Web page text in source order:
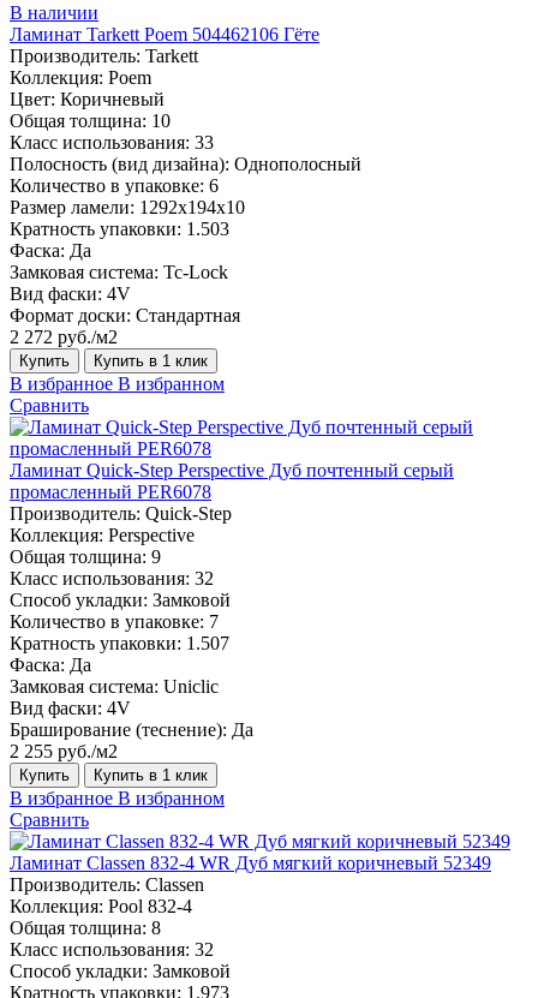
В наличии
Ламинат Tarkett Poem 504462106 Гёте
Производитель: Tarkett
Коллекция: Poem
Цвет: Коричневый
Общая толщина: 10
Класс использования: 33
Полосность (вид дизайна): Однополосный
Количество в упаковке: 6
Размер ламели: 1292х194х10
Кратность упаковки: 1.503
Фаска: Да
Замковая система: Tc-Lock
Вид фаски: 4V
Формат доски: Стандартная
2 272 руб./м2
Купить Купить в 1 клик
В избранное В избранном
Сравнить
Ламинат Quick-Step Perspective Дуб почтенный серый
промасленный PER6078
Производитель: Quick-Step
Коллекция: Perspective
Общая толщина: 9
Класс использования: 32
Способ укладки: Замковой
Количество в упаковке: 7
Кратность упаковки: 1.507
Фаска: Да
Замковая система: Uniclic
Вид фаски: 4V
Браширование (теснение): Да
2 255 руб./м2
Купить Купить в 1 клик
В избранное В избранном
Сравнить
Ламинат Classen 832-4 WR Дуб мягкий коричневый 52349
Производитель: Classen
Коллекция: Pool 832-4
Общая толщина: 8
Класс использования: 32
Способ укладки: Замковой
Кратность упаковки: 1.973